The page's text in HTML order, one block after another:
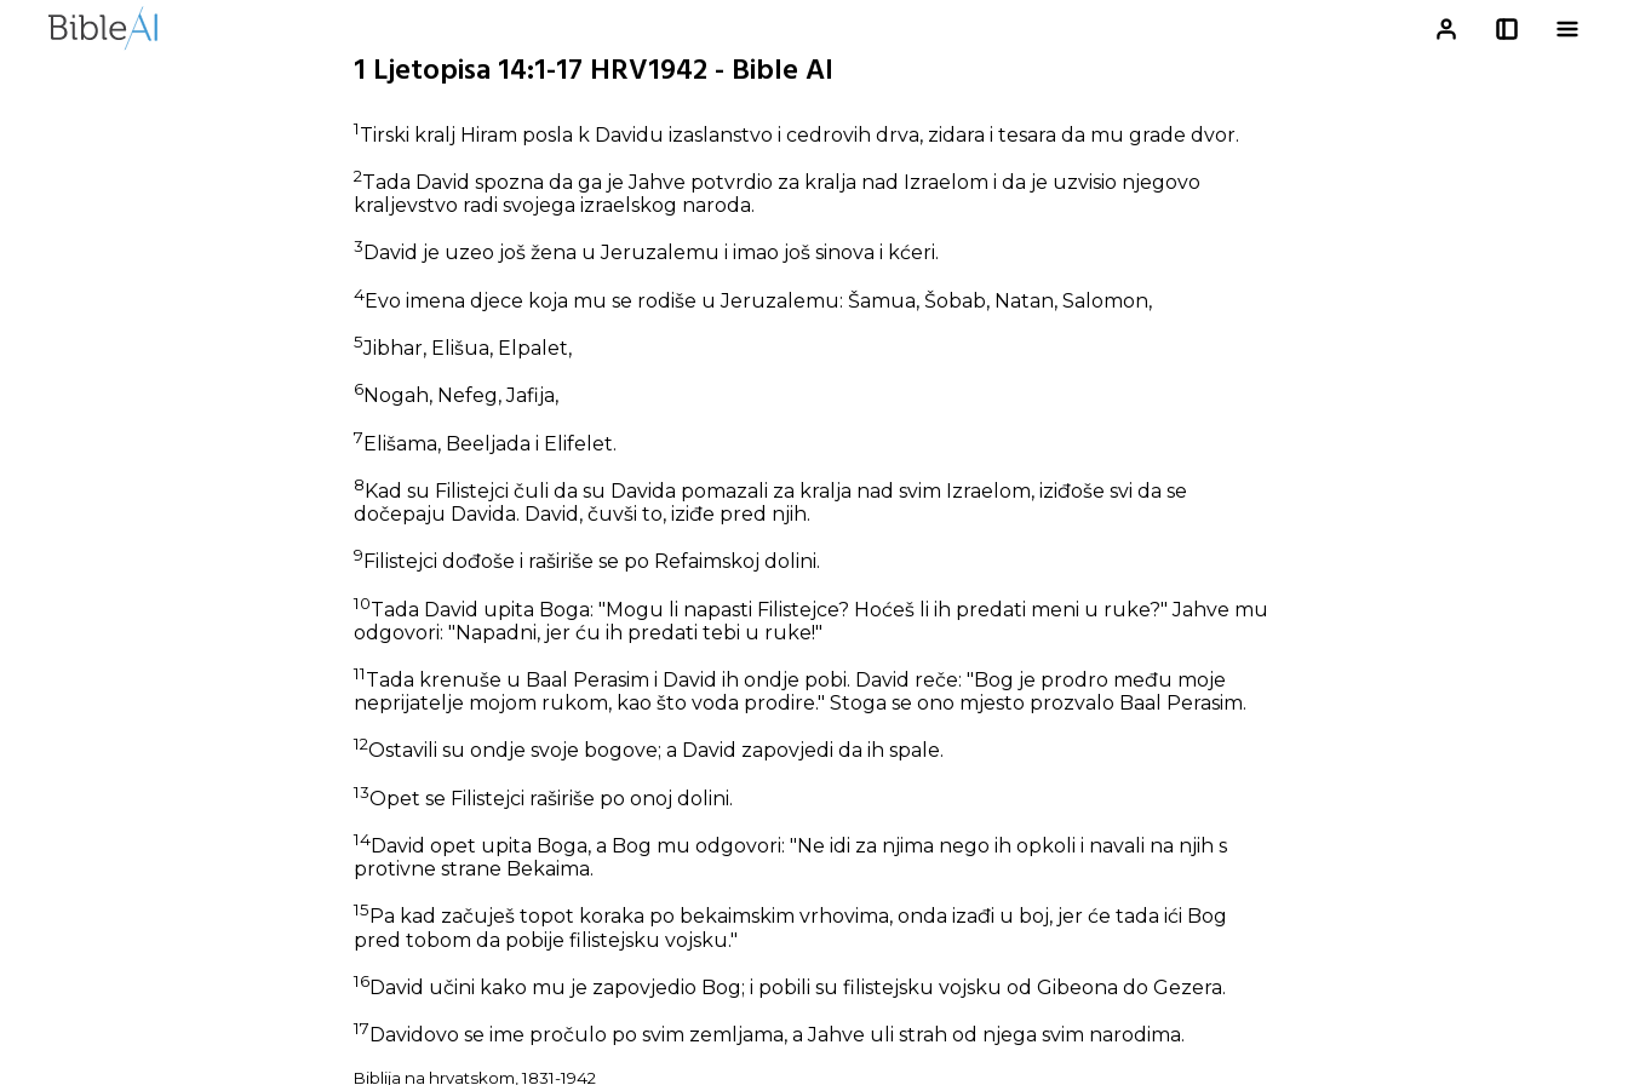
1 Ljetopisa 14:1-17 HRV1942 - Bible AI
1Tirski kralj Hiram posla k Davidu izaslanstvo i cedrovih drva, zidara i tesara da mu grade dvor.
2Tada David spozna da ga je Jahve potvrdio za kralja nad Izraelom i da je uzvisio njegovo
kraljevstvo radi svojega izraelskog naroda.
3 David je uzeo još žena u Jeruzalemu i imao još sinova i kćeri.
4Evo imena djece koja mu se rodiše u Jeruzalemu: Šamua, Šobab, Natan, Salomon,
5Jibhar, Elišua, Elpalet,
6Nogah, Nefeg, Jafija,
7Elišama, Beeljada i Elifelet.
8 Kad su Filistejci čuli da su Davida pomazali za kralja nad svim Izraelom, iziđoše svi da se
dočepaju Davida. David, čuvši to, iziđe pred njih.
9 Filistejci dođoše i raširiše se po Refaimskoj dolini.
10Tada David upita Boga: "Mogu li napasti Filistejce? Hoćeš li ih predati meni u ruke?" Jahve mu
odgovori: "Napadni, jer ću ih predati tebi u ruke!"
11Tada krenuše u Baal Perasim i David ih ondje pobi. David reče: "Bog je prodro među moje
neprijatelje mojom rukom, kao što voda prodire." Stoga se ono mjesto prozvalo Baal Perasim.
12Ostavili su ondje svoje bogove; a David zapovjedi da ih spale.
13Opet se Filistejci raširiše po onoj dolini.
14David opet upita Boga, a Bog mu odgovori: "Ne idi za njima nego ih opkoli i navali na njih s
protivne strane Bekaima.
15 Pa kad začuješ topot koraka po bekaimskim vrhovima, onda izađi u boj, jer će tada ići Bog
pred tobom da pobije filistejsku vojsku."
16David učini kako mu je zapovjedio Bog; i pobili su filistejsku vojsku od Gibeona do Gezera.
17 Davidovo se ime pročulo po svim zemljama, a Jahve uli strah od njega svim narodima.
Biblija na hrvatskom, 1831-1942